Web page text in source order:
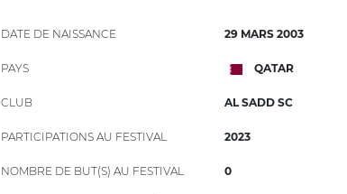
DATE DE NAISSANCE 29 MARS 2003
PAYS QATAR
CLUB AL SADD SC
PARTICIPATIONS AU FESTIVAL 2023
NOMBRE DE BUT(S) AU FESTIVAL 0